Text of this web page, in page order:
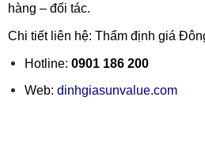
hàng – đối tác.
Chi tiết liên hệ: Thẩm định giá
Hotline: 0901 186 200
Web: dinhgiasunvalue.com